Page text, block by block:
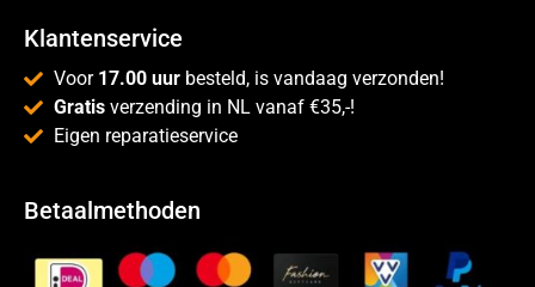
Klantenservice
Voor 17.00 uur besteld, is vandaag verzonden!
Gratis verzending in NL vanaf €35,-!
Eigen reparatieservice
Betaalmethoden